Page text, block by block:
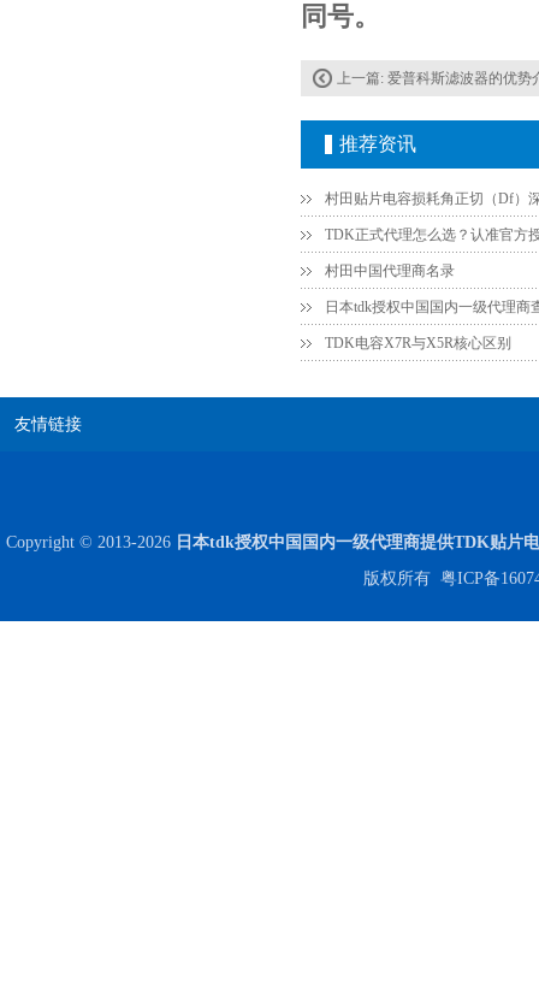
同号。
上一篇: 爱普科斯滤波器的优势
推荐资讯
村田中国代理商名录
日本tdk授权中国国内一级代理商
TDK电容X7R与X5R核心区别
友情链接
Copyright © 2013-2026 日本tdk授权中国国内一级代理商提供TDK贴片
版权所有 粤ICP备